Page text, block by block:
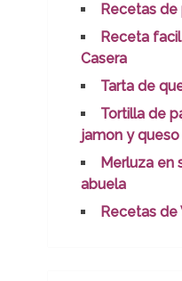
Recetas
Receta
Casera
Tarta de
Tortilla de
jamon y queso
Merluza en
abuela
Recetas de